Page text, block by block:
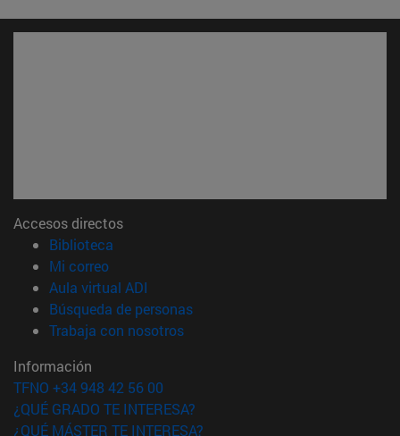
Accesos directos
Biblioteca
Mi correo(abre en nueva ventana)
Aula virtual ADI
Búsqueda de personas(abre en nueva ventana)
Trabaja con nosotros(abre en nueva ventana)
Información
TFNO +34 948 42 56 00
¿QUÉ GRADO TE INTERESA?
¿QUÉ MÁSTER TE INTERESA?